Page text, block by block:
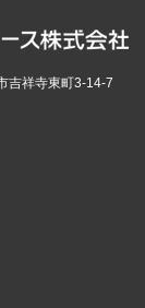
吉祥寺東町3-14-7